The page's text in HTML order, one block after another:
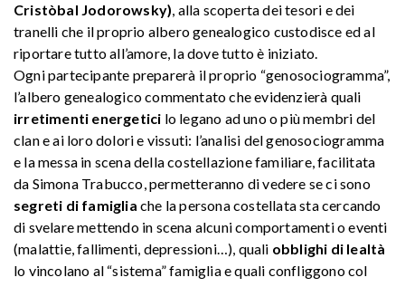
Cristòbal Jodorowsky), alla scoperta dei tesori e dei
tranelli che il proprio albero genealogico custodisce ed al
riportare tutto all’amore, la dove tutto è iniziato.
Ogni partecipante preparerà il proprio “genosociogramma”,
l’albero genealogico commentato che evidenzierà quali
irretimenti energetici lo legano ad uno o più membri del
clan e ai loro dolori e vissuti: l’analisi del genosociogramma
e la messa in scena della costellazione familiare, facilitata
da Simona Trabucco, permetteranno di vedere se ci sono
segreti di famiglia che la persona costellata sta cercando
di svelare mettendo in scena alcuni comportamenti o eventi
(malattie, fallimenti, depressioni…), quali obblighi di lealtà
lo vincolano al “sistema” famiglia e quali confliggono col